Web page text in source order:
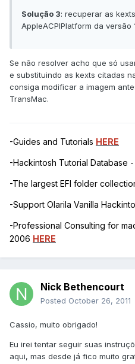
Solução 3: recuperar as
AppleACPIPlatform da versão
Se não resolver acho que só
e substituindo as kexts citadas
consiga modificar a imagem
TransMac.
-Guides and Tutorials HERE
-Hackintosh Tutorial Database -
-The largest EFI folder
-Support Olarila Vanilla
-Professional Consulting for
2006 HERE
Nick Bethencourt
Posted October 26, 2011
Cassio, muito obrigado!
Eu irei tentar seguir suas
aqui, mas desde já fico muito